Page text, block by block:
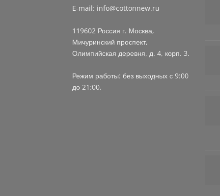
E-mail: info@cottonnew.ru
119602 Россия г. Москва,
Мичуринский проспект,
Олимпийская деревня, д. 4, корп. 3.
Режим работы: без выходных с 9:00
до 21:00.